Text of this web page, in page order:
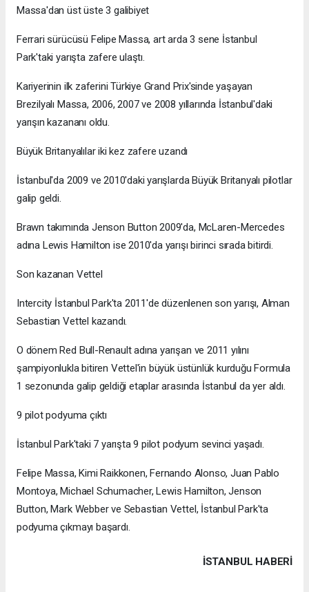
Massa'dan üst üste 3 galibiyet
Ferrari sürücüsü Felipe Massa, art arda 3 sene İstanbul
Park'taki yarışta zafere ulaştı.
Kariyerinin ilk zaferini Türkiye Grand Prix'sinde yaşayan
Brezilyalı Massa, 2006, 2007 ve 2008 yıllarında İstanbul'daki
yarışın kazananı oldu.
Büyük Britanyalılar iki kez zafere uzandı
İstanbul'da 2009 ve 2010'daki yarışlarda Büyük Britanyalı pilotlar
galip geldi.
Brawn takımında Jenson Button 2009'da, McLaren-Mercedes
adına Lewis Hamilton ise 2010'da yarışı birinci sırada bitirdi.
Son kazanan Vettel
Intercity İstanbul Park'ta 2011'de düzenlenen son yarışı, Alman
Sebastian Vettel kazandı.
O dönem Red Bull-Renault adına yarışan ve 2011 yılını
şampiyonlukla bitiren Vettel'in büyük üstünlük kurduğu Formula
1 sezonunda galip geldiği etaplar arasında İstanbul da yer aldı.
9 pilot podyuma çıktı
İstanbul Park'taki 7 yarışta 9 pilot podyum sevinci yaşadı.
Felipe Massa, Kimi Raikkonen, Fernando Alonso, Juan Pablo
Montoya, Michael Schumacher, Lewis Hamilton, Jenson
Button, Mark Webber ve Sebastian Vettel, İstanbul Park'ta
podyuma çıkmayı başardı.
İSTANBUL HABERİ